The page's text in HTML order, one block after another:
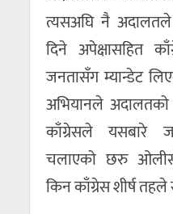
त्यसअघि नै
दिने अपेक्षासहित
जनतासँग म्यान्डेट
अभियानले
काँग्रेसले
चलाएको छरु
किन काँग्रेस शीर्ष